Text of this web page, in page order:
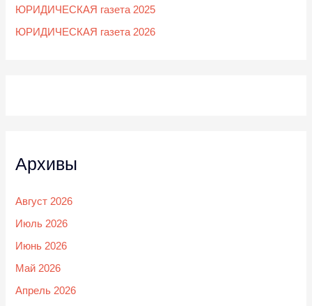
ЮРИДИЧЕСКАЯ газета 2025
ЮРИДИЧЕСКАЯ газета 2026
Архивы
Август 2026
Июль 2026
Июнь 2026
Май 2026
Апрель 2026